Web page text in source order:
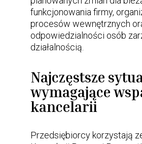
funkcjonowania firmy,
procesów wewnętrznych
odpowiedzialności osób
działalnością.
Najczęstsze
wymagające
kancelarii
Przedsiębiorcy korzystają